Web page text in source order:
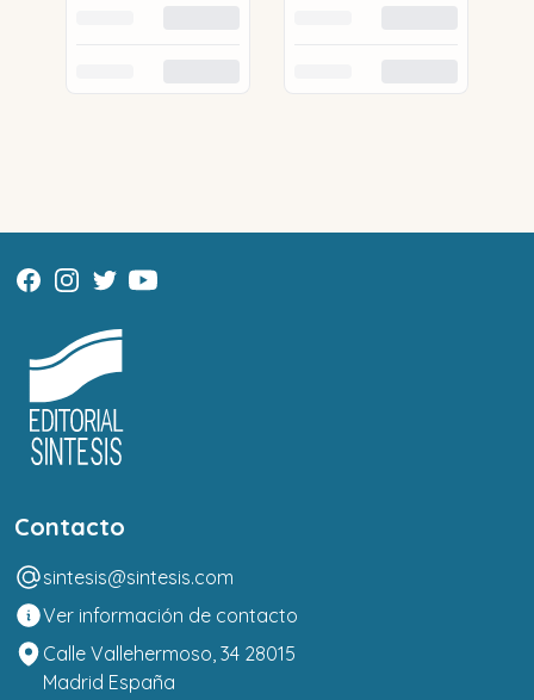
Contacto
sintesis@sintesis.com
Ver información de contacto
Calle Vallehermoso, 34 28015
Madrid España